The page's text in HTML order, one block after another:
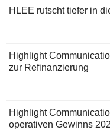
HLEE rutscht tiefer in
Highlight
zur Refinanzierung
Highlight
operativen Gewinns